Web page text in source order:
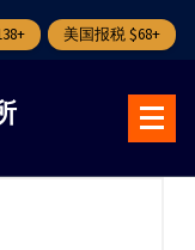
美国报税 $68+